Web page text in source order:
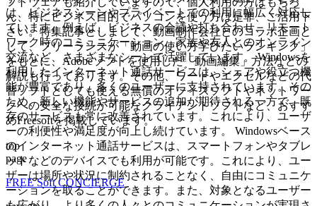
は、ビジネスシーンやプライベートでの利用に幅広く対応し
ています。例えば、ビジネスの会議や打ち合わせ、リモート
ワーク時のコミュニケーション、家族や友人とのオンライン
交流など、さまざまなシーンで活躍しています。 Windowsを
利用したインターネット通話サービスは、シェアや役立つ機
能が豊富であり、多くのユーザーに支持されています。その
ため、新しい機能やサービスの追加が期待される一方で、既
存のサービスも常に改善されています。これにより、ユーザ
ーの利便性や満足度が向上し続けています。 Windowsベース
のインターネット通話サービスは、スマートフォンやタブレ
ットなどのデバイスでも利用が可能です。これにより、ユー
ザーは場所や状況に制約されることなく、自由にコミュニケ
ーションを取ることができます。また、対象となるユーザー
ん、特にビジネス目的でパソコンを使う方は是非、ご活用下
さい。特集記事としまして、動画制作会社とのコラボ企画と
して、フリーランスが「動画の使い方学びたいランキング」
をもとに、Adobeソフトを使用した「動画編集」方法などの
解説も行っております。その他、ワードやエクセルなどの代
替ソフトとしても使える無償のオフィスソフトやネットワー
クへの安全な接続が可能なクライアントソフトなど、おすす
めFreesoftを掲載しています。
top
page
FREE Soft CONCIERGE